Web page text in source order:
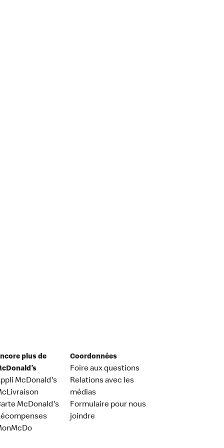
plus de
McDonald's
McDonald's
Coordonnées
Foire aux questions
Relations avec les
médias
Formulaire pour nous
joindre